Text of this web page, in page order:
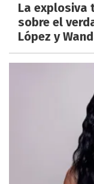
La explosiva
sobre el
López y